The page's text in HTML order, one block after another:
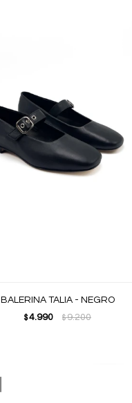
BALERINA TALIA - NEGRO
$ 4.990 $9.200